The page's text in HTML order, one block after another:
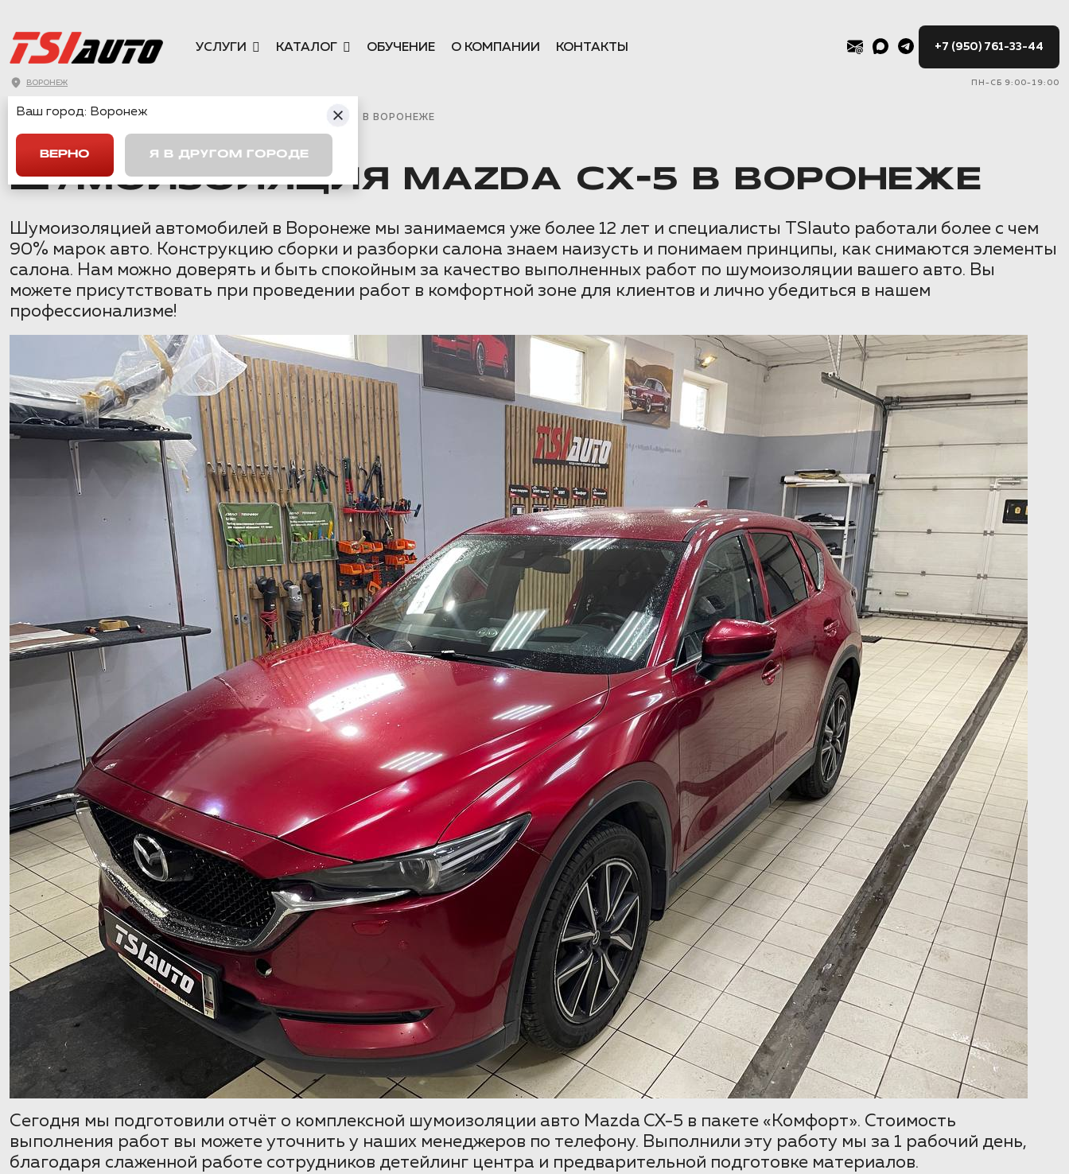
ВОРОНЕЖ
УСЛУГИ КАТАЛОГ ОБУЧЕНИЕ О КОМПАНИИ КОНТАКТЫ +7 (950) 761-33-44
ПН-СБ 9:00-19:00
ГЛАВНАЯ → MAZDA → CX-5 ШУМОИЗОЛЯЦИЯ MAZDA CX-5 В ВОРОНЕЖЕ
ШУМОИЗОЛЯЦИЯ MAZDA CX-5 В ВОРОНЕЖЕ
Шумоизоляцией автомобилей в Воронеже мы занимаемся уже более 12 лет и специалисты TSIauto работали более с чем
90% марок авто. Конструкцию сборки и разборки салона знаем наизусть и понимаем принципы, как снимаются элементы
салона. Нам можно доверять и быть спокойным за качество выполненных работ по шумоизоляции вашего авто. Вы
можете присутствовать при проведении работ в комфортной зоне для клиентов и лично убедиться в нашем
профессионализме!
Сегодня мы подготовили отчёт о комплексной шумоизоляции авто Mazda CX-5 в пакете «Комфорт». Стоимость
выполнения работ вы можете уточнить у наших менеджеров по телефону. Выполнили эту работу мы за 1 рабочий день,
благодаря слаженной работе сотрудников детейлинг центра и предварительной подготовке материалов.
Ваш город: Воронеж
ВЕРНО Я В ДРУГОМ ГОРОДЕ